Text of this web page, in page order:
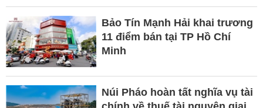
Bảo Tín Mạnh Hải khai trương
11 điểm bán tại TP Hồ Chí
Minh
Núi Pháo hoàn tất nghĩa vụ tài